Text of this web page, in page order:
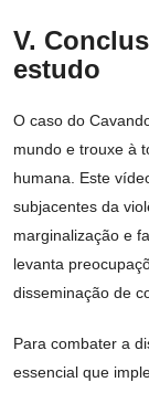
V.
estudo
O caso do
mundo e trouxe à
humana. Este
subjacentes da
marginalização e
levanta
disseminação de
Para combater a
essencial que